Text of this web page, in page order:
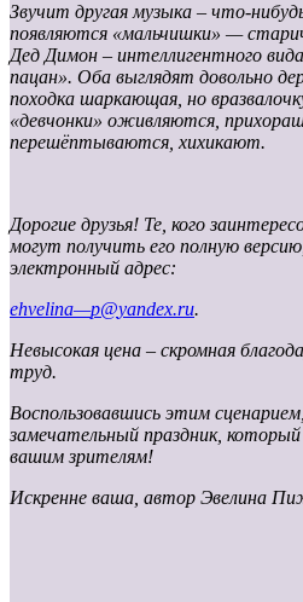
Звучит другая музыка – что-
появляются «мальчишки» —
Дед Димон – интеллигентного
пацан». Оба выглядят довольно
походка шаркающая, но
«девчонки» оживляются,
перешёптываются, хихикают.
Дорогие друзья! Те, кого
могут получить его полную
электронный адрес:
ehvelina—p@yandex.ru.
Невысокая цена – скромная
труд.
Воспользовавшись этим
замечательный праздник,
вашим зрителям!
Искренне ваша, автор Эвелина